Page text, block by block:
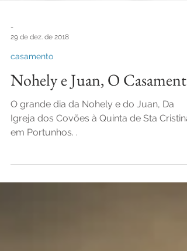
29 de dez. de 2018
casamento
Nohely e Juan, O Casamento
O grande dia da Nohely e do Juan, Da
Igreja dos Covões à Quinta de Sta